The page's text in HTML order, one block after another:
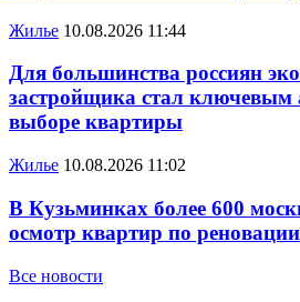
Жилье 10.08.2026 11:44
Для большинства россиян
застройщика стал ключевым
выборе квартиры
Жилье 10.08.2026 11:02
В Кузьминках более 600
осмотр квартир по реновации
Все новости